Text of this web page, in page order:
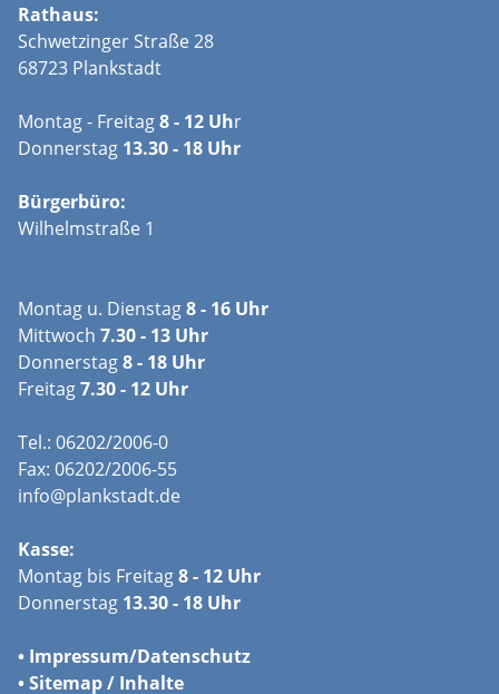
Rathaus:
Schwetzinger Straße 28
68723 Plankstadt
Montag - Freitag8 - 12 Uhr
Donnerstag 13.30 - 18 Uhr
Bürgerbüro:
Wilhelmstraße 1
Montag u. Dienstag8 - 16 Uhr
Mittwoch 7.30 - 13 Uhr
Donnerstag8 - 18 Uhr
Freitag7.30 - 12 Uhr
Tel.: 06202/2006-0
Fax: 06202/2006-55
info@plankstadt.de
Kasse:
Montag bis Freitag8 - 12 Uhr
Donnerstag 13.30 - 18 Uhr
• Impressum/Datenschutz
•Sitemap / Inhalte